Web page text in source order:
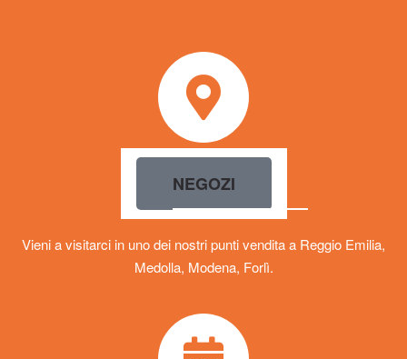
NEGOZI
Vieni a visitarci in uno dei nostri punti vendita a Reggio Emilia,
Medolla, Modena, Forlì.